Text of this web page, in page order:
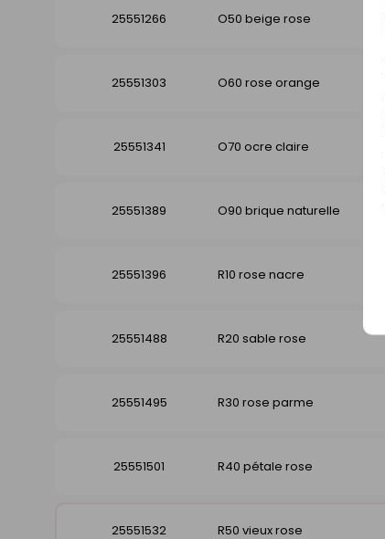
25551266 O50 beige rose
25551303 O60 rose orange
25551341 O70 ocre claire
25551389 O90 brique naturelle
25551396 R10 rose nacre
25551488 R20 sable rose
25551495 R30 rose parme
25551501 R40 pétale rose
25551532 R50 vieux rose